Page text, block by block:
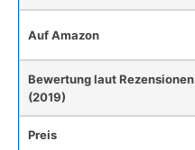
Auf Amazon
Bewertung laut Rezensionen
(2019)
Preis